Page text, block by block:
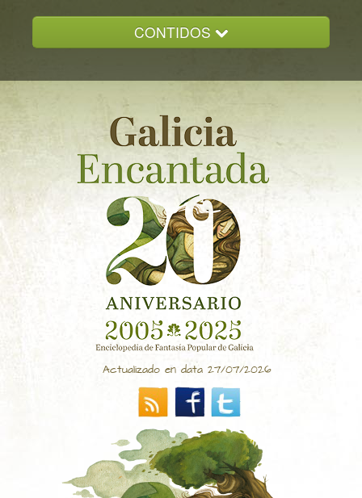
CONTIDOS
GALICIA ENCANTADA
DOCUMENTACION
NOVAS
CONTACTO
Actualizado en data 27/07/2026